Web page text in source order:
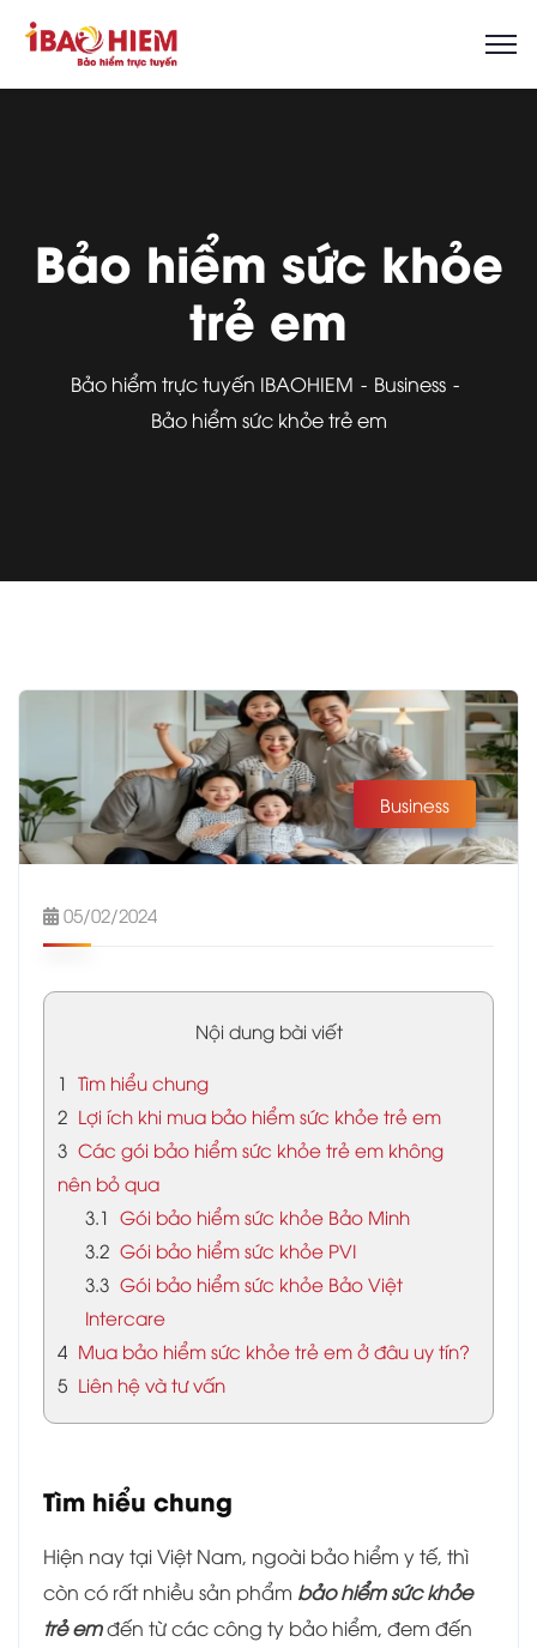
Bảo hiểm sức khỏe
trẻ em
Bảo hiểm trực tuyến IBAOHIEM
Business
Bảo hiểm sức khỏe trẻ em
Business
05/02/2024
Nội dung bài viết
1 Tìm hiểu chung
2 Lợi ích khi mua bảo hiểm sức khỏe trẻ em
3 Các gói bảo hiểm sức khỏe trẻ em không
nên bỏ qua
3.1 Gói bảo hiểm sức khỏe Bảo Minh
3.2 Gói bảo hiểm sức khỏe PVI
3.3 Gói bảo hiểm sức khỏe Bảo Việt
Intercare
4 Mua bảo hiểm sức khỏe trẻ em ở đâu uy tín?
5 Liên hệ và tư vấn
Tìm hiểu chung
Hiện nay tại Việt Nam, ngoài bảo hiểm y tế, thì
còn có rất nhiều sản phẩm bảo hiểm sức khỏe
trẻ emđến từ các công ty bảo hiểm, đem đến